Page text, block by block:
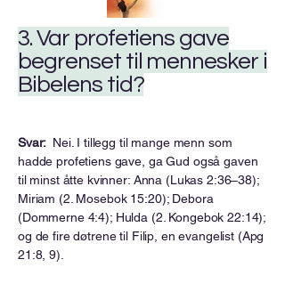
3. Var profetiens gave
begrenset til mennesker i
Bibelens tid?
Svar: Nei. I tillegg til mange menn som
hadde profetiens gave, ga Gud også gaven
til minst åtte kvinner: Anna (Lukas 2:36–38);
Miriam (2. Mosebok 15:20); Debora
(Dommerne 4:4); Hulda (2. Kongebok 22:14);
og de fire døtrene til Filip, en evangelist (Apg
21:8, 9).